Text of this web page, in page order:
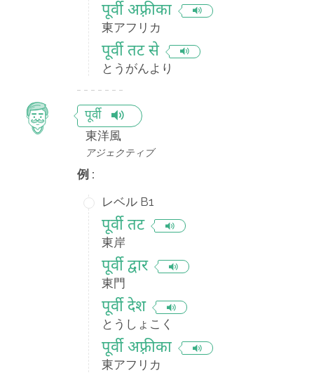
पूर्वी अफ़्रीका
東アフリカ
पूर्वी तट से
とうがんより
पूर्वी
東洋風
アジェクティブ
例 :
レベル B1
पूर्वी तट
東岸
पूर्वी द्वार
東門
पूर्वी देश
とうしょこく
पूर्वी अफ़्रीका
東アフリカ